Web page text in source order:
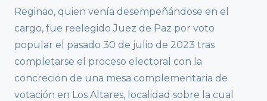
Reginao, quien venía desempeñándose en el
cargo, fue reelegido Juez de Paz por voto
popular el pasado 30 de julio de 2023 tras
completarse el proceso electoral con la
concreción de una mesa complementaria de
votación en Los Altares, localidad sobre la cual